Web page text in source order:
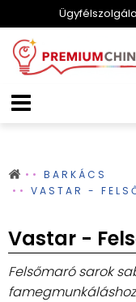
BARKÁCS
VASTAR -
Vastar -
Felsőmaró sarok